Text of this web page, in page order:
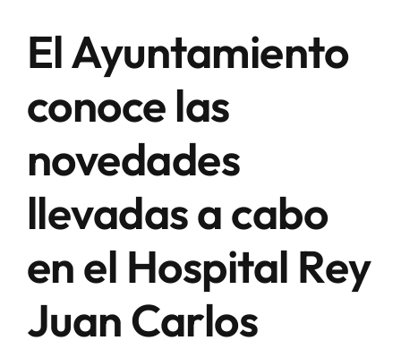
El Ayuntamiento
conoce las
novedades
llevadas a cabo
en el Hospital Rey
Juan Carlos